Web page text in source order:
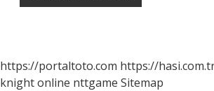
https://portaltoto.com https://
knight online nttgame Sitemap